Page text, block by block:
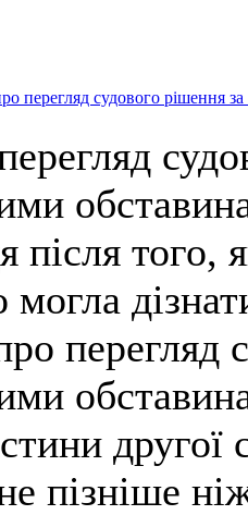
перегляд судового рішення
після того,
могла
перегляд
другої
пізніше